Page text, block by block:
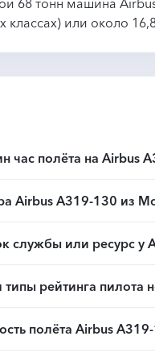
классах) или около
час полёта на Airbus
Airbus A319-130 из
службы или ресурс у
рейтинга
полёта Airbus